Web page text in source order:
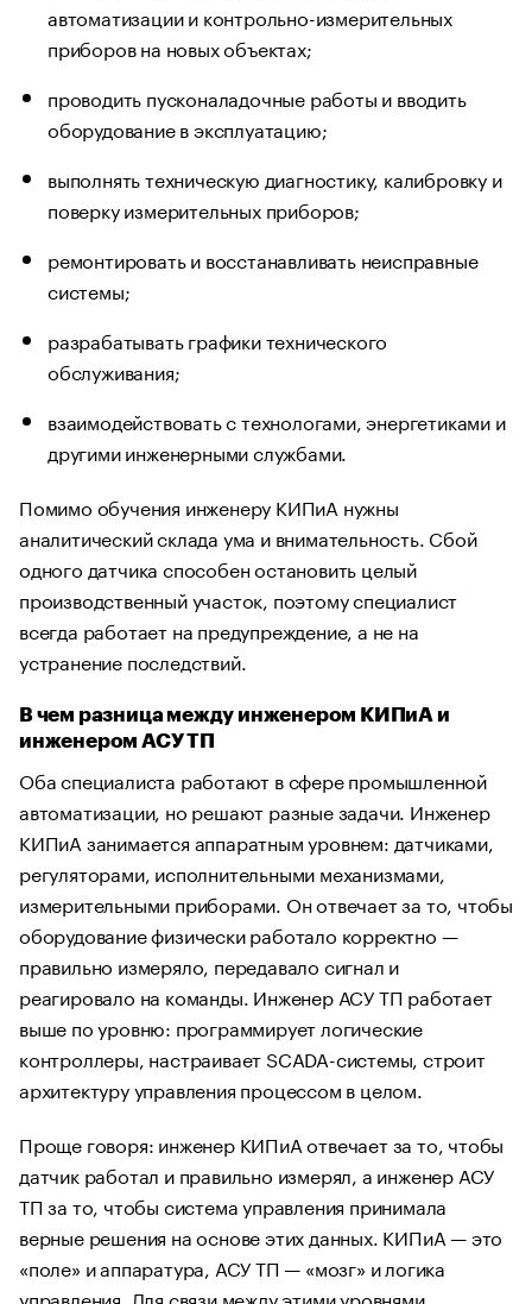
автоматизации и контрольно-измерительных
приборов на новых объектах;
проводить пусконаладочные работы и вводить
оборудование в эксплуатацию;
выполнять техническую диагностику, калибровку и
поверку измерительных приборов;
ремонтировать и восстанавливать неисправные
системы;
разрабатывать графики технического
обслуживания;
взаимодействовать с технологами, энергетиками и
другими инженерными службами.
Помимо обучения инженеру КИПиА нужны
аналитический склада ума и внимательность. Сбой
одного датчика способен остановить целый
производственный участок, поэтому специалист
всегда работает на предупреждение, а не на
устранение последствий.
В чем разница между инженером КИПиА и
инженером АСУ ТП
Оба специалиста работают в сфере промышленной
автоматизации, но решают разные задачи. Инженер
КИПиА занимается аппаратным уровнем: датчиками,
регуляторами, исполнительными механизмами,
измерительными приборами. Он отвечает за то, чтобы
оборудование физически работало корректно —
правильно измеряло, передавало сигнал и
реагировало на команды. Инженер АСУ ТП работает
выше по уровню: программирует логические
контроллеры, настраивает SCADA-системы, строит
архитектуру управления процессом в целом.
Проще говоря: инженер КИПиА отвечает за то, чтобы
датчик работал и правильно измерял, а инженер АСУ
ТП за то, чтобы система управления принимала
верные решения на основе этих данных. КИПиА — это
«поле» и аппаратура, АСУ ТП — «мозг» и логика
управления. Для связи между этими уровнями